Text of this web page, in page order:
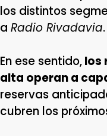
los distintos
a Radio Rivadavia.
En ese sentido,los
alta operan a
reservas
cubren los